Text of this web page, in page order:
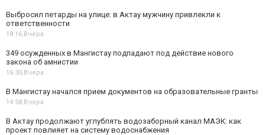
Выбросил петарды на улице: в Актау мужчину привлекли к
ответственности
18:16,Вчера
349 осужденных в Мангистау подпадают под действие нового
закона об амнистии
16:30,Вчера
В Мангистау начался прием документов на образовательные гранты
14:58,Вчера
В Актау продолжают углублять водозаборный канал МАЭК: как
проект повлияет на систему водоснабжения